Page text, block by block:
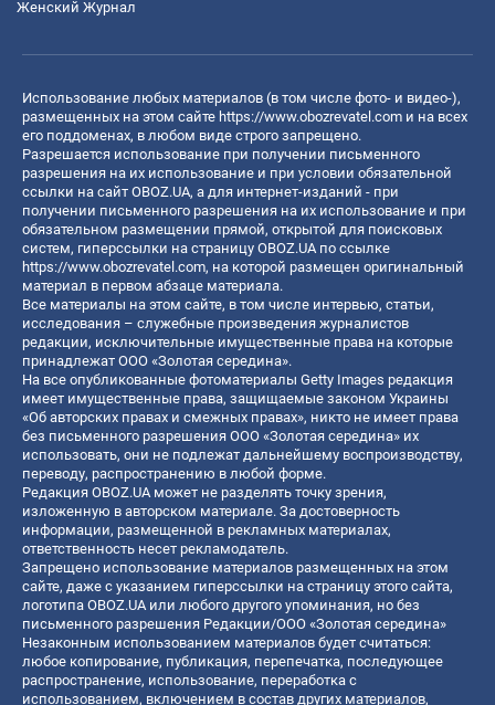
Женский Журнал
Использование любых материалов (в том числе фото- и видео-),
размещенных на этом сайте https://www.obozrevatel.com и на всех
его поддоменах, в любом виде строго запрещено.
Разрешается использование при получении письменного
разрешения на их использование и при условии обязательной
ссылки на сайт OBOZ.UA, а для интернет-изданий - при
получении письменного разрешения на их использование и при
обязательном размещении прямой, открытой для поисковых
систем, гиперссылки на страницу OBOZ.UA по ссылке
https://www.obozrevatel.com, на которой размещен оригинальный
материал в первом абзаце материала.
Все материалы на этом сайте, в том числе интервью, статьи,
исследования – служебные произведения журналистов
редакции, исключительные имущественные права на которые
принадлежат ООО «Золотая середина».
На все опубликованные фотоматериалы Getty Images редакция
имеет имущественные права, защищаемые законом Украины
«Об авторских правах и смежных правах», никто не имеет права
без письменного разрешения ООО «Золотая середина» их
использовать, они не подлежат дальнейшему воспроизводству,
переводу, распространению в любой форме.
Редакция OBOZ.UA может не разделять точку зрения,
изложенную в авторском материале. За достоверность
информации, размещенной в рекламных материалах,
ответственность несет рекламодатель.
Запрещено использование материалов размещенных на этом
сайте, даже с указанием гиперссылки на страницу этого сайта,
логотипа OBOZ.UA или любого другого упоминания, но без
письменного разрешения Редакции/ООО «Золотая середина»
Незаконным использованием материалов будет считаться:
любое копирование, публикация, перепечатка, последующее
распространение, использование, переработка с
использованием, включением в состав других материалов,